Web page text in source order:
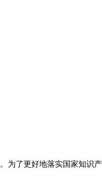
为了更好地落实国家知